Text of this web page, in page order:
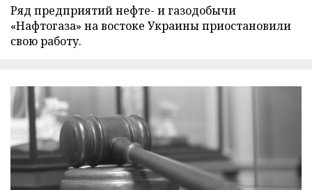
Ряд предприятий нефте- и газодобычи
«Нафтогаза» на востоке Украины приостановили
свою работу.